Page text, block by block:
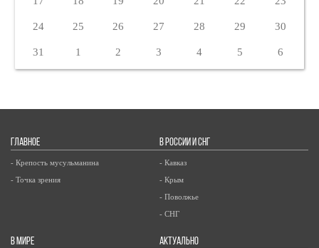
24 25 26 27 28 29 30
31 1 2 3 4 5 6
ГЛАВНОЕ
- Крепость мусульманина
- Точка зрения
В РОССИИ И СНГ
- Кавказ
- Крым
- Поволжье
- СНГ
В МИРЕ АКТУАЛЬНО